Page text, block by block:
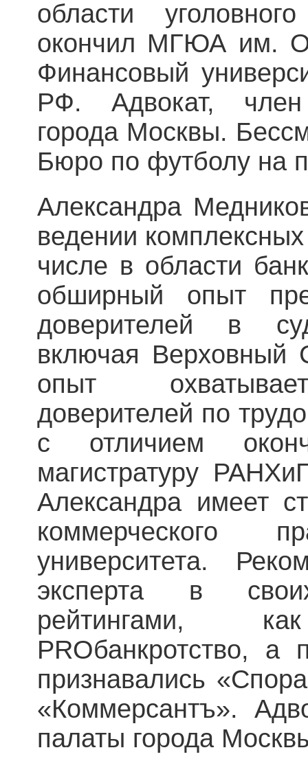
области
окончил МГЮА им.
Финансовый
РФ. Адвокат, член
города Москвы.
Бюро по футболу на
Александра
ведении
числе в области
обширный опыт
доверителей в
включая Верховный
опыт
доверителей по
с отличием
магистратуру
Александра имеет
коммерческого
университета.
эксперта в
рейтингами,
PROбанкротство, а
признавались
«Коммерсантъ».
палаты города